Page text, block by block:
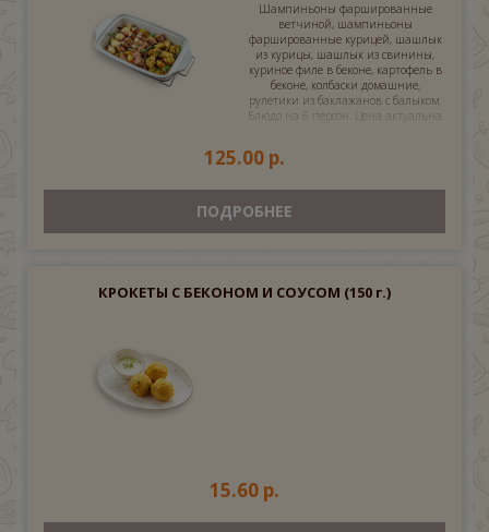
Шампиньоны фаршированные
ветчиной, шампиньоны
фаршированные курицей, шашлык
из курицы, шашлык из свинины,
куриное филе в беконе, картофель в
беконе, колбаски домашние,
рулетики из баклажанов с балыком.
Блюдо на 6 персон. Цена актуальна
125.00 р.
ПОДРОБНЕЕ
КРОКЕТЫ С БЕКОНОМ И СОУСОМ (150 г.)
15.60 р.